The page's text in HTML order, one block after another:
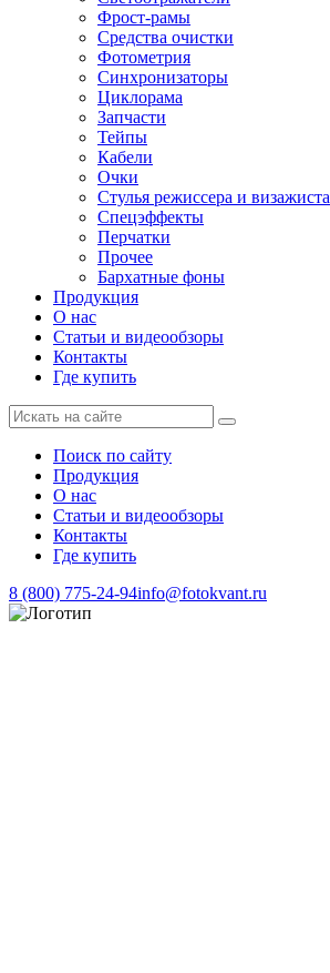
Фрост-рамы
Средства очистки
Фотометрия
Синхронизаторы
Циклорама
Запчасти
Тейпы
Кабели
Очки
Стулья режиссера и визажиста
Спецэффекты
Перчатки
Прочее
Бархатные фоны
Продукция
О нас
Статьи и видеообзоры
Контакты
Где купить
Поиск по сайту
Продукция
О нас
Статьи и видеообзоры
Контакты
Где купить
8 (800) 775-24-94info@fotokvant.ru